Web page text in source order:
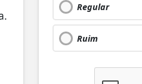
Regular
Ruim